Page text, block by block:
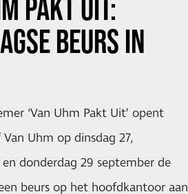
PAKT UIT:
BEURS IN
‘Van Uhm Pakt Uit’ opent
Uhm op dinsdag 27,
donderdag 29 september de
beurs op het hoofdkantoor aan